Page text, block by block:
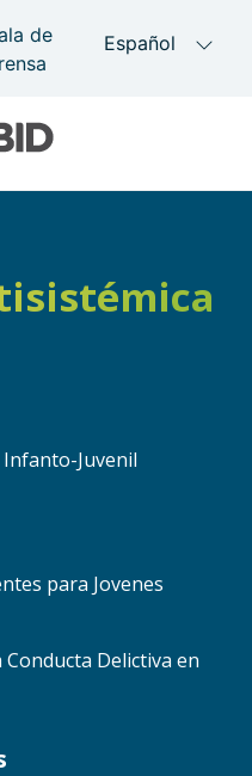
Infanto-Juvenil
para Jovenes
Delictiva en